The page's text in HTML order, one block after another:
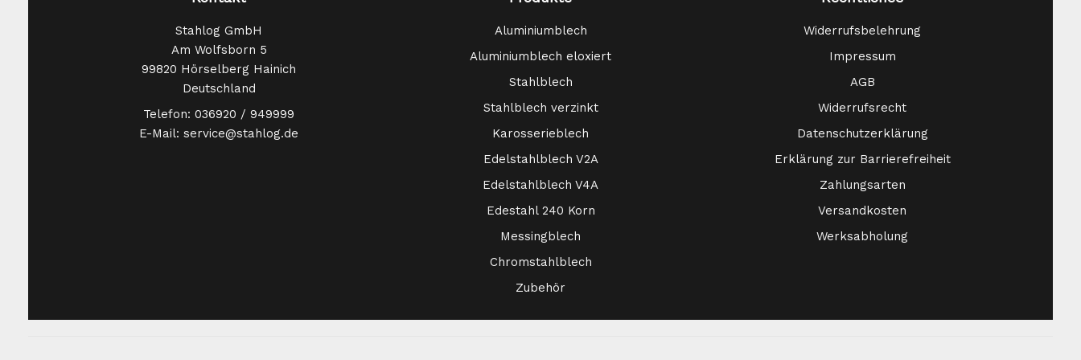
Stahlog GmbH
Am Wolfsborn 5
99820 Hörselberg Hainich
Deutschland
Telefon: 036920 / 949999
E-Mail: service@stahlog.de
Aluminiumblech
Aluminiumblech eloxiert
Stahlblech
Stahlblech verzinkt
Karosserieblech
Edelstahlblech V2A
Edelstahlblech V4A
Edestahl 240 Korn
Messingblech
Chromstahlblech
Zubehör
Widerrufsbelehrung
Impressum
AGB
Widerrufsrecht
Datenschutzerklärung
Erklärung zur Barrierefreiheit
Zahlungsarten
Versandkosten
Werksabholung